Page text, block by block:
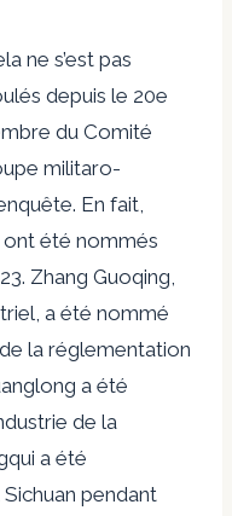
ne s’est pas
depuis le 20e
du Comité
militaro-
En fait,
été nommés
Zhang Guoqing,
a été nommé
la réglementation
a été
de la
qui a été
pendant